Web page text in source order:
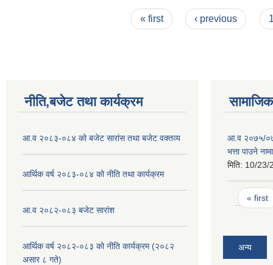
« first ‹ previous
नीति,बजेट तथा कार्यक्रम
आ.व २०८३-०८४ को बजेट सारांस तथा बजेट वक्तव्य
आर्थिक वर्ष २०८३-०८४ को नीति तथा कार्यक्रम
आ.व २०८२-०८३ बजेट सारांश
आर्थिक वर्ष २०८२-०८३ को नीति कार्यक्रम (२०८२
असार ८ गते)
आ.व २०७५/
भत्ता पाउने
मिति: 10/23/
Pages
« first
अन्य